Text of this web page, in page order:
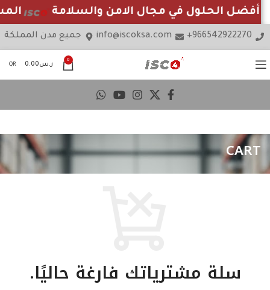
966542922270+
info@iscoksa.com جميع مدن المملكة
0
ر.س0.00
QR
CART
سلة مشترياتك فارغة حاليًا.
أفضل الحلول في مجال الامن والسلامة